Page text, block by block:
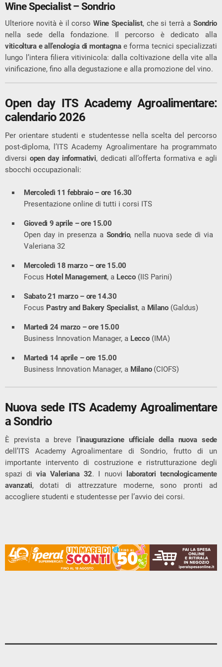
Wine Specialist – Sondrio
Ulteriore novità è il corsoWine Specialist, che si terrà aSondrio
nella sede della fondazione. Il percorso è dedicato alla
viticoltura e all’enologia di montagnae forma tecnici specializzati
lungo l’intera filiera vitivinicola: dalla coltivazione della vite alla
vinificazione, fino alla degustazione e alla promozione del vino.
Open day ITS Academy Agroalimentare:
calendario 2026
Per orientare studenti e studentesse nella scelta del percorso
post-diploma, l’ITS Academy Agroalimentare ha programmato
diversi open day informativi, dedicati all’offerta formativa e agli
sbocchi occupazionali:
Mercoledì 11 febbraio – ore 16.30
Presentazione online di tutti i corsi ITS
Giovedì 9 aprile – ore 15.00
Open day in presenza a Sondrio, nella nuova sede di via
Valeriana 32
Mercoledì 18 marzo – ore 15.00
Focus Hotel Management, a Lecco(IIS Parini)
Sabato 21 marzo – ore 14.30
Focus Pastry and Bakery Specialist, a Milano(Galdus)
Martedì 24 marzo – ore 15.00
Business Innovation Manager, a Lecco(IMA)
Martedì 14 aprile – ore 15.00
Business Innovation Manager, a Milano(CIOFS)
Nuova sede ITS Academy Agroalimentare
a Sondrio
È prevista a breve l’inaugurazione ufficiale della nuova sede
dell’ITS Academy Agroalimentare di Sondrio, frutto di un
importante intervento di costruzione e ristrutturazione degli
spazi divia Valeriana 32. I nuovi
laboratori tecnologicamente
avanzati, dotati di attrezzature moderne, sono pronti ad
accogliere studenti e studentesse per l’avvio dei corsi.